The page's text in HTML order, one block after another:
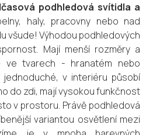
podhledová svítidla a
haly, pracovny nebo nad
všude! Výhodou podhledových
Mají menší rozměry a
ve tvarech - hranatém nebo
v interiéru působí
do zdi, mají vysokou funkčnost
v prostoru. Právě podhledová
variantou osvětlení mezi